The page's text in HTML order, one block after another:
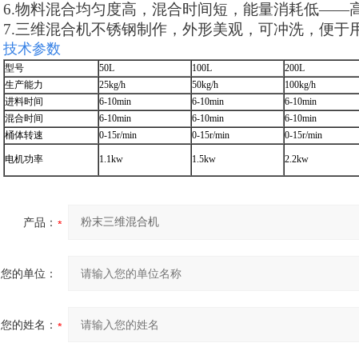
6.物料混合均匀度高，混合时间短，能量消耗低——
7.三维混合机不锈钢制作，外形美观，可冲洗，便
技术参数
型号 50L 100L 200L
生产能力
25kg/h 50kg/h 100kg/h
进料时间
6-10min 6-10min 6-10min
混合时间
6-10min 6-10min 6-10min
桶体转速
0-15r/min 0-15r/min 0-15r/min
电机功率 1.1kw 1.5kw 2.2kw
产品：
您的单位：
您的姓名：